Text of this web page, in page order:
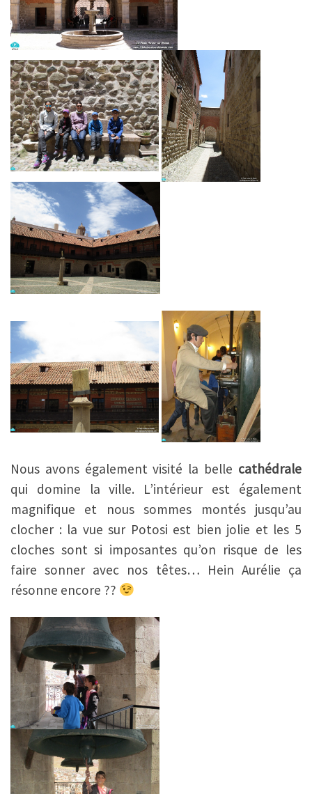
Nous avons également visité la belle cathédrale
qui domine la ville. L’intérieur est également
magnifique et nous sommes montés jusqu’au
clocher : la vue sur Potosi est bien jolie et les 5
cloches sont si imposantes qu’on risque de les
faire sonner avec nos têtes… Hein Aurélie ça
résonne encore ??